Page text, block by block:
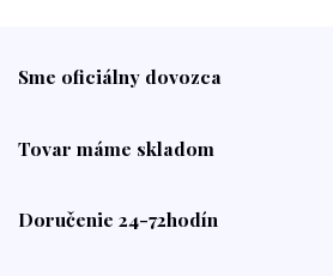
Sme oficiálny dovozca
Tovar máme skladom
Doručenie 24-72hodín